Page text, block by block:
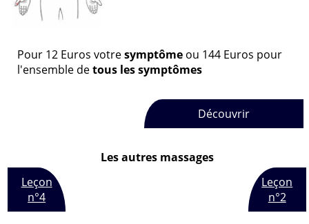
Pour 12 Euros votresymptôme ou 144 Euros pour
l'ensemble detous les symptômes
Découvrir
Les autres massages
Leçon
n°4
Leçon
n°2